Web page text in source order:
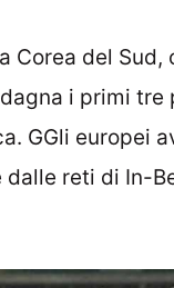
Corea del Sud,
i primi tre
GGli europei
reti di In-